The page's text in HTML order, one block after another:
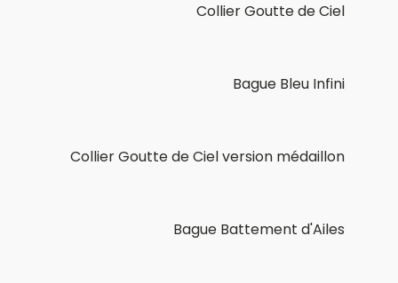
Collier Goutte de Ciel
Bague Bleu Infini
Collier Goutte de Ciel version médaillon
Bague Battement d'Ailes